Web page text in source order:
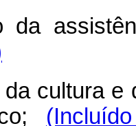
da
cultura e